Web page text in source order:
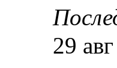
29